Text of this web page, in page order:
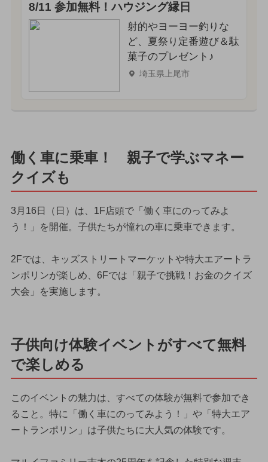
8/11 参加無料！ハウジング縁日
射的やヨーヨー釣りな
ど、夏祭り定番遊び＆駄
菓子のプレゼント♪
埼玉県上尾市
働く車に乗車！ 親子で学ぶマネー
クイズも
3月16日（日）は、1F店頭で「働く車にのってみよ
う！」を開催。子供たちが憧れの車に乗車できます。
2Fでは、キッズストリートマーケットや特大エアートラ
ンポリンが楽しめ、6Fでは「親子で挑戦！お金のクイズ
大会」を実施します。
子供向け体験イベントがすべて無料
で楽しめる
このイベントの魅力は、すべての体験が無料で参加でき
ること。特に「働く車にのってみよう！」や「特大エア
ートランポリン」は子供たちに大人気の体験です。